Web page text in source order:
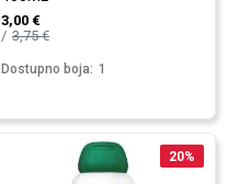
3,00 €
3,75€
Dostupno boja: 1
20%